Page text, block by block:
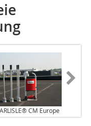
CM Europe